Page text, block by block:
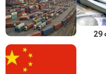
قیمت دلار امروز جمعه 29